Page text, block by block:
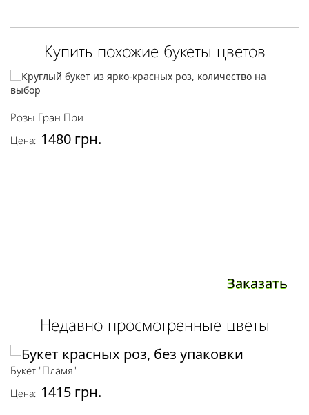
Купить похожие букеты цветов
Розы Гран При
Цена: 1480 грн.
Заказать
Недавно просмотренные цветы
Букет "Пламя"
Цена: 1415 грн.